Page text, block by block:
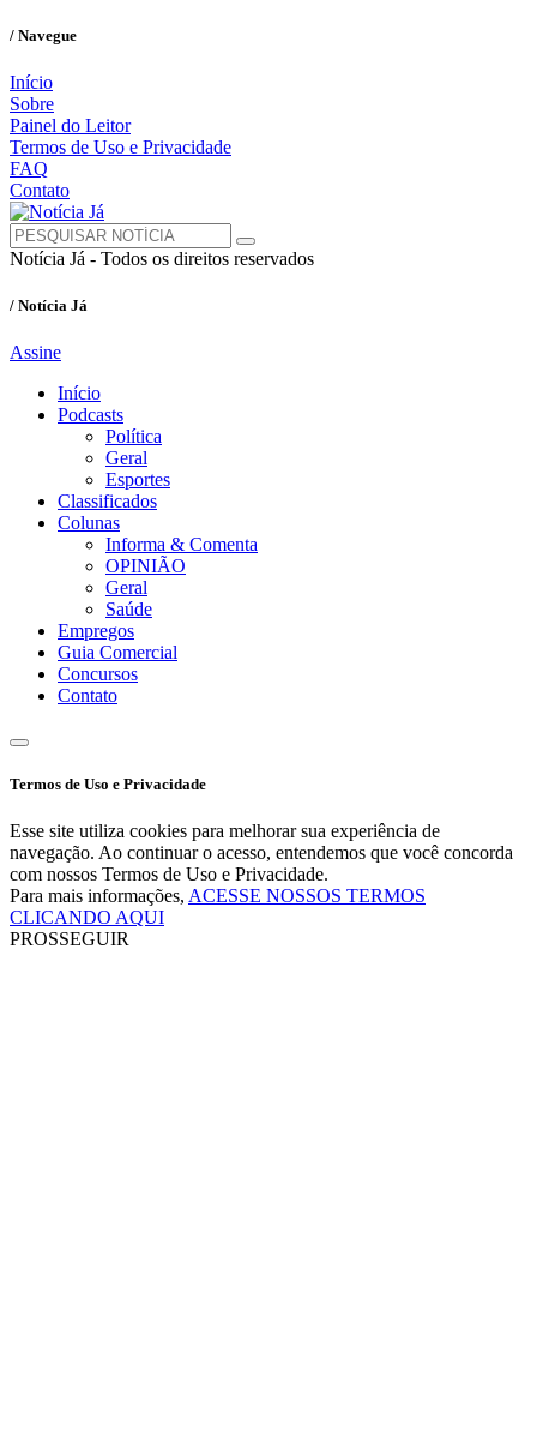
/ Navegue
Início
Sobre
Painel do Leitor
Termos de Uso e Privacidade
FAQ
Contato
Notícia Já - Todos os direitos reservados
/ Notícia Já
Assine
Início
Podcasts
Política
Geral
Esportes
Classificados
Colunas
Informa & Comenta
OPINIÃO
Geral
Saúde
Empregos
Guia Comercial
Concursos
Contato
Termos de Uso e Privacidade
Esse site utiliza cookies para melhorar sua experiência de
navegação. Ao continuar o acesso, entendemos que você concorda
com nossos Termos de Uso e Privacidade.
Para mais informações, ACESSE NOSSOS TERMOS
CLICANDO AQUI
PROSSEGUIR